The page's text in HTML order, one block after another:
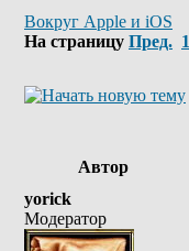
Вокруг Apple и iOS
На страницу Пред. 1
Автор
yorick
Модератор